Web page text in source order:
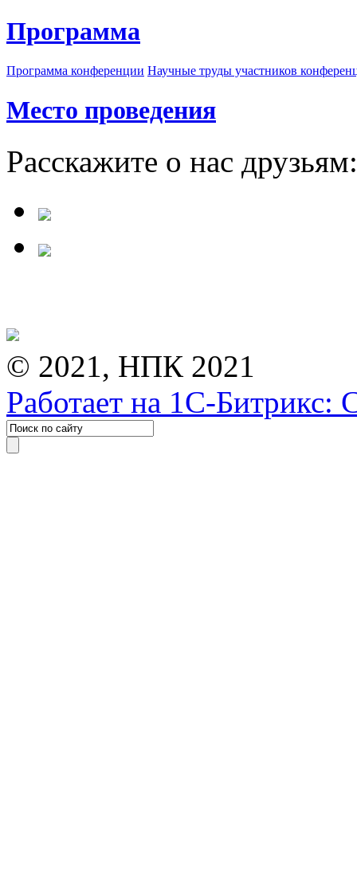
Программа
Программа конференции Научные труды участников
Место проведения
Расскажите о нас друзьям:
© 2021, НПК 2021
Работает на 1С-Битрикс: